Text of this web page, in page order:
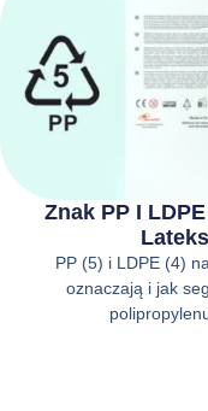
Znak PP I
PP (5) i LDPE (4)
oznaczają i jak